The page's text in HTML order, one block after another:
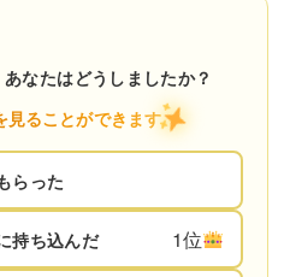
なたはどうしましたか？
見ることができます
らった
持ち込んだ 1位